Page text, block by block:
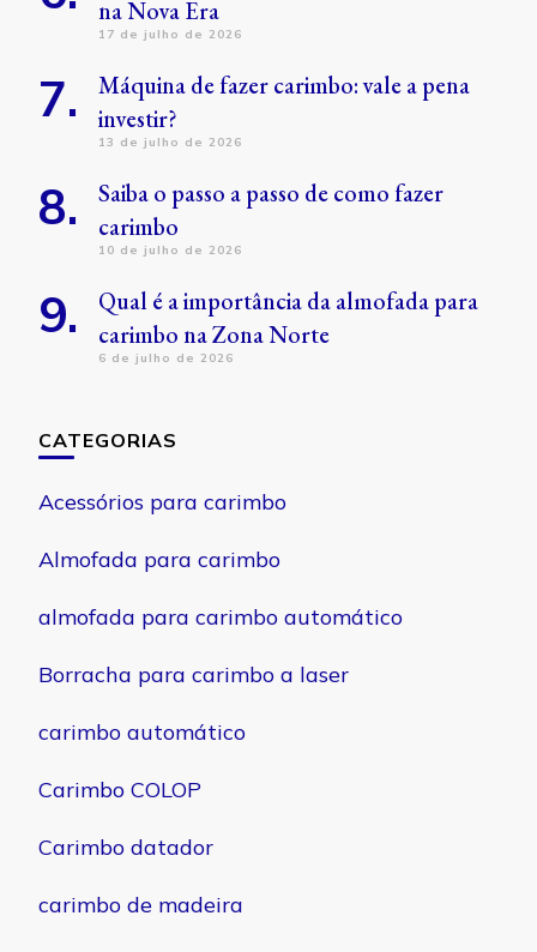
na Nova Era
17 de julho de 2026
Máquina de fazer carimbo: vale a pena
investir?
13 de julho de 2026
Saiba o passo a passo de como fazer
carimbo
10 de julho de 2026
Qual é a importância da almofada para
carimbo na Zona Norte
6 de julho de 2026
CATEGORIAS
Acessórios para carimbo
Almofada para carimbo
almofada para carimbo automático
Borracha para carimbo a laser
carimbo automático
Carimbo COLOP
Carimbo datador
carimbo de madeira